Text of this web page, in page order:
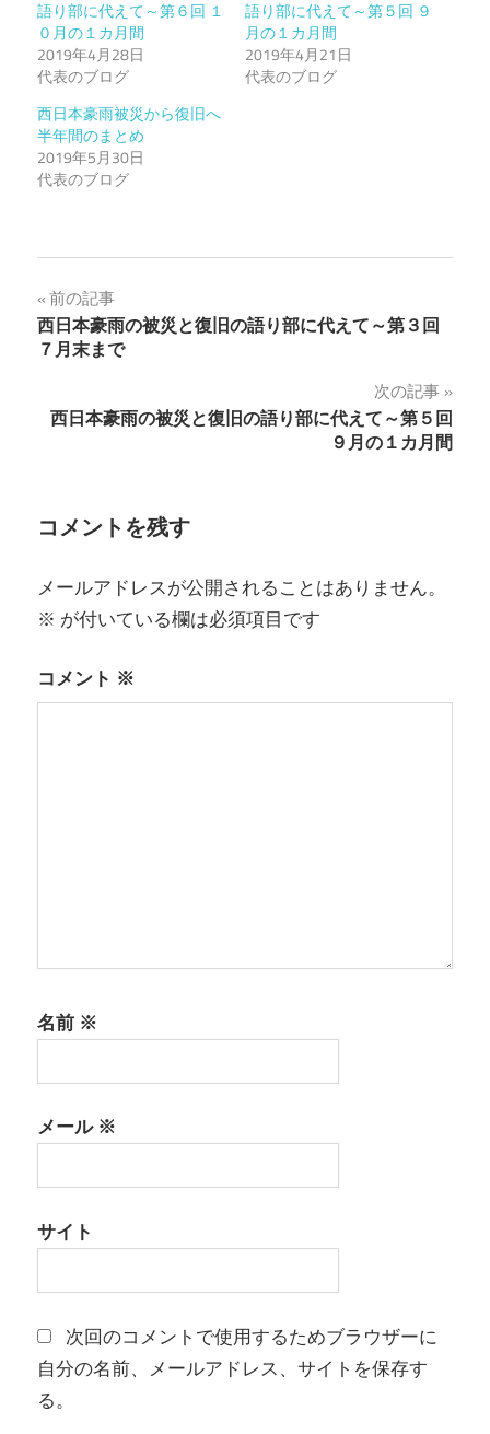
語り部に代えて～第６回 １
０月の１カ月間
2019年4月28日
代表のブログ
語り部に代えて～第５回 ９
月の１カ月間
2019年4月21日
代表のブログ
西日本豪雨被災から復旧へ
半年間のまとめ
2019年5月30日
代表のブログ
投
稿
ビ
ー
ョ
前の記事
西日本豪雨の被災と復旧の語り部に代えて～第３回
７月末まで
次の記事
西日本豪雨の被災と復旧の語り部に代えて～第５回
９月の１カ月間
コメントを残す
メールアドレスが公開されることはありません。
※ が付いている欄は必須項目です
コメント ※
名前 ※
メール※
サイト
次回のコメントで使用するためブラウザーに
自分の名前、メールアドレス、サイトを保存す
る。